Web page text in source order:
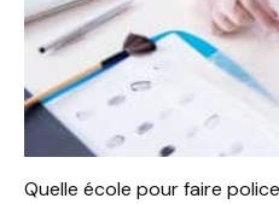
Quelle école pour faire